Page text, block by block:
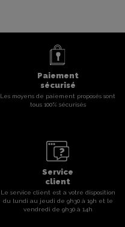
Paiement
sécurisé
Les moyens de paiement proposés sont
tous 100% sécurisés
Service
client
Le service client est a votre disposition
du lundi au jeudi de 9h30 à 19h et le
vendredi de 9h30 à 14h